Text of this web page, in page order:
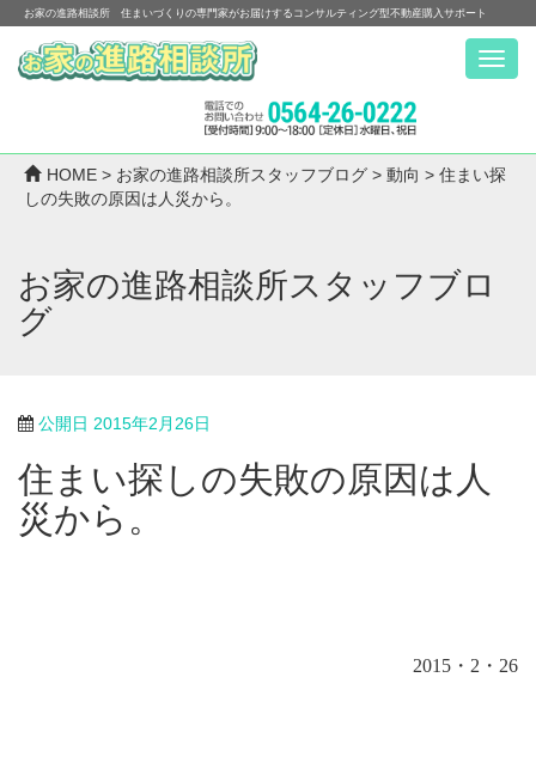
お家の進路相談所 住まいづくりの専門家がお届けするコンサルティング型不動産購入サポート
Menu
HOME > お家の進路相談所スタッフブログ > 動向 > 住まい探
しの失敗の原因は人災から。
お家の進路相談所スタッフブロ
グ
公開日 2015年2月26日
住まい探しの失敗の原因は人
災から。
2015 ・ 2 ・ 26